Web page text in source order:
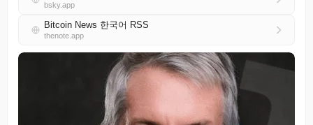
bsky.app
Bitcoin News 한국어 RSS
thenote.app